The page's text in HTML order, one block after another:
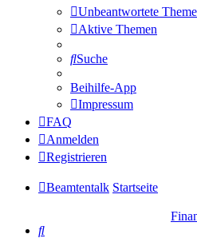
Unbeantwortete
Aktive Themen
Suche
Beihilfe-App
Impressum
FAQ
Anmelden
Registrieren
Beamtentalk Startseite
Suche